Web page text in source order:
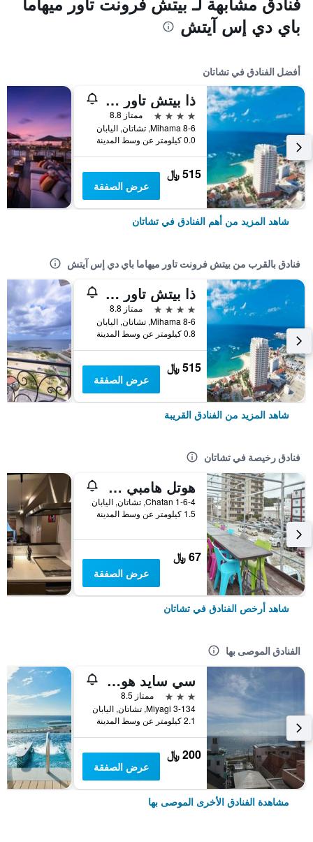
باي دي إس آيتش
أفضل الفنادق في تشاتان
ذا بيتش تاور أوكيناوا
4 نجوم
ممتاز 8.8
Mihama 8-6, تشاتان, اليابان
0.0 كيلومتر عن وسط المدينة
515 ﷼
عرض الصفقة
شاهد المزيد من أهم الفنادق في تشاتان
فنادق بالقرب من بيتش فرونت تاور ميهاما باي دي إس آيتش
ذا بيتش تاور أوكيناوا
4 نجوم
ممتاز 8.8
Mihama 8-6, تشاتان, اليابان
0.8 كيلومتر عن وسط المدينة
515 ﷼
عرض الصفقة
شاهد المزيد من الفنادق القريبة
فنادق رخيصة في تشاتان
هوتل هامبي ريزورت - دار ضيافة
1-6-4 Chatan, تشاتان, اليابان
1.5 كيلومتر عن وسط المدينة
67 ﷼
عرض الصفقة
شاهد أرخص الفنادق في تشاتان
الفنادق الموصى بها
سي سايد هوتل ذا بيتش
3 نجوم
ممتاز 8.5
Miyagi 3-134, تشاتان, اليابان
2.1 كيلومتر عن وسط المدينة
200 ﷼
عرض الصفقة
مشاهدة الفنادق الأخرى الموصى بها